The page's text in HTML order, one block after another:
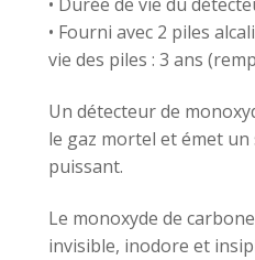
• Fourni avec 2 piles
vie des piles : 3 ans
Un détecteur de
le gaz mortel et émet un
puissant.
Le monoxyde de
invisible, inodore et